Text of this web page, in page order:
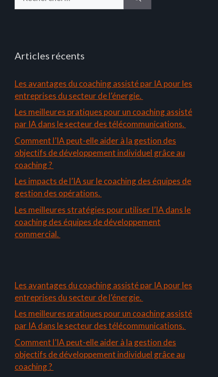
Articles récents
Les avantages du coaching assisté par IA pour les
entreprises du secteur de l’énergie.
Les meilleures pratiques pour un coaching assisté
par IA dans le secteur des télécommunications.
Comment l’IA peut-elle aider à la gestion des
objectifs de développement individuel grâce au
coaching ?
Les impacts de l’IA sur le coaching des équipes de
gestion des opérations.
Les meilleures stratégies pour utiliser l’IA dans le
coaching des équipes de développement
commercial.
Les avantages du coaching assisté par IA pour les
entreprises du secteur de l’énergie.
Les meilleures pratiques pour un coaching assisté
par IA dans le secteur des télécommunications.
Comment l’IA peut-elle aider à la gestion des
objectifs de développement individuel grâce au
coaching ?